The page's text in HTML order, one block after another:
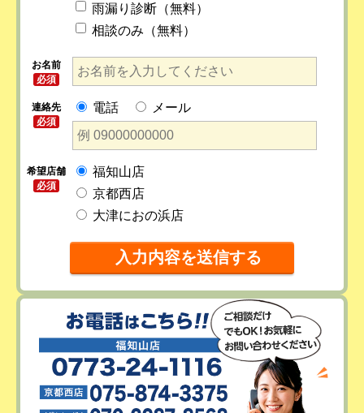
雨漏り診断（無料）
相談のみ（無料）
お名前
必須
連絡先
必須
電話 メール
希望店舗
必須
福知山店
京都西店
大津におの浜店